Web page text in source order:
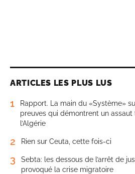
ARTICLES LES PLUS LUS
1
Rapport. La main du «Système»
preuves qui démontrent un
l’Algérie
2 Rien sur Ceuta, cette fois-ci
3
Sebta: les dessous de l’arrêt de
provoqué la crise migratoire